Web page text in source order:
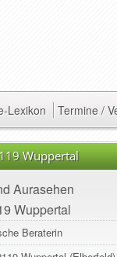
Lexikon Termine /
Wuppertal
Aurasehen
Wuppertal
Beraterin